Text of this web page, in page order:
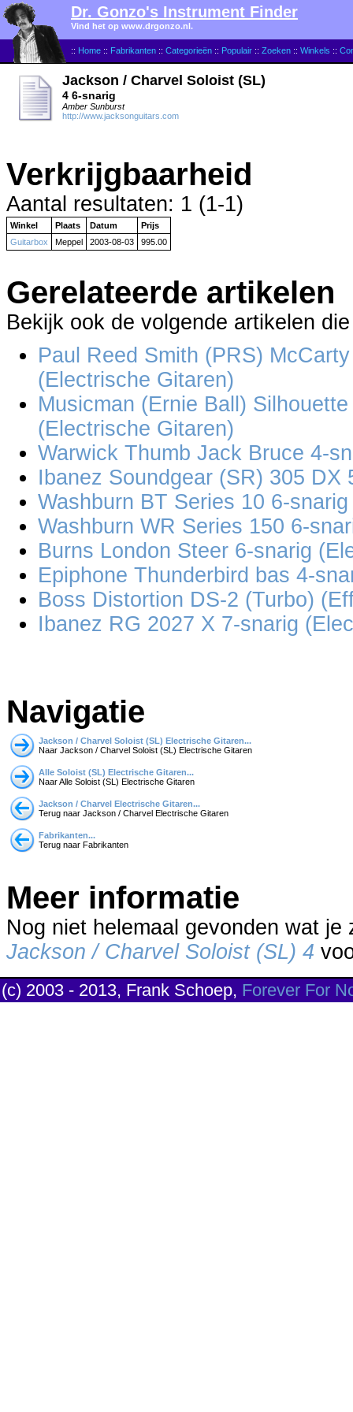
:: Home :: Fabrikanten :: Categorieën :: Populair :: Zoeken :: Winkels ::
Dr. Gonzo's Instrument Finder
Vind het op www.drgonzo.nl.
Jackson / Charvel Soloist (SL)
4 6-snarig
Amber Sunburst
http://www.jacksonguitars.com
Verkrijgbaarheid
Aantal resultaten: 1 (1-1)
Winkel Plaats Datum
Prijs
Guitarbox
Meppel 2003-08-03 995.00
Gerelateerde artikelen
Bekijk ook de volgende artikelen
Paul Reed Smith (PRS)
(Electrische Gitaren)
Musicman (Ernie Ball)
(Electrische Gitaren)
Warwick Thumb Jack Bruce 4-
Ibanez Soundgear (SR) 305 DX
Washburn BT Series 10 6-
Washburn WR Series 150 6-
Burns London Steer 6-snarig
Epiphone Thunderbird bas 4-
Boss Distortion DS-2 (Turbo)
Ibanez RG 2027 X 7-snarig
Navigatie
Jackson / Charvel Soloist (SL) Electrische Gitaren...
Naar Jackson / Charvel Soloist (SL) Electrische Gitaren
Alle Soloist (SL) Electrische Gitaren...
Naar Alle Soloist (SL) Electrische Gitaren
Jackson / Charvel Electrische Gitaren...
Terug naar Jackson / Charvel Electrische Gitaren
Fabrikanten...
Terug naar Fabrikanten
Meer informatie
Nog niet helemaal gevonden wat
Jackson / Charvel Soloist (SL) 4
(c) 2003 - 2013, Frank Schoep, Forever For